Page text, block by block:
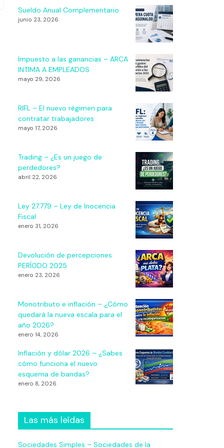
Sueldo Anual Complementario
junio 23, 2026
Impuesto a las ganancias – ARCA
INTIMA A EMPLEADOS
mayo 29, 2026
RIFL – El nuevo régimen para
contratar trabajadores
mayo 17, 2026
Trading – ¿Es un juego de
perdedores?
abril 22, 2026
Ley 27.779 – Ley de Inocencia
Fiscal
enero 31, 2026
Devolución de percepciones
PERÍODO 2025
enero 23, 2026
Monotributo e inflación – ¿Cómo
quedará la nueva escala para el
año 2026?
enero 14, 2026
Inflación y dólar 2026 – ¿Sabes
cómo funciona el nuevo
esquema de bandas?
enero 8, 2026
Las más leídas
Sociedades Simples – Sociedades de la